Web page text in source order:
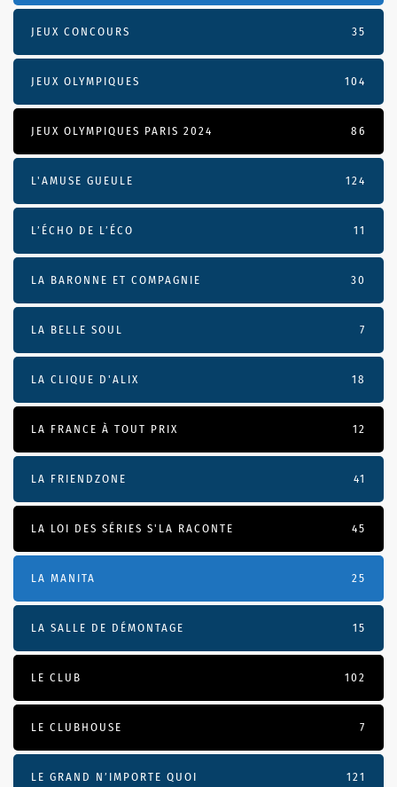
JEUX CONCOURS 35
JEUX OLYMPIQUES 104
JEUX OLYMPIQUES PARIS 2024 86
L'AMUSE GUEULE 124
L’ÉCHO DE L’ÉCO 11
LA BARONNE ET COMPAGNIE 30
LA BELLE SOUL 7
LA CLIQUE D'ALIX 18
LA FRANCE À TOUT PRIX 12
LA FRIENDZONE 41
LA LOI DES SÉRIES S'LA RACONTE 45
LA MANITA 25
LA SALLE DE DÉMONTAGE 15
LE CLUB 102
LE CLUBHOUSE 7
LE GRAND N’IMPORTE QUOI 121